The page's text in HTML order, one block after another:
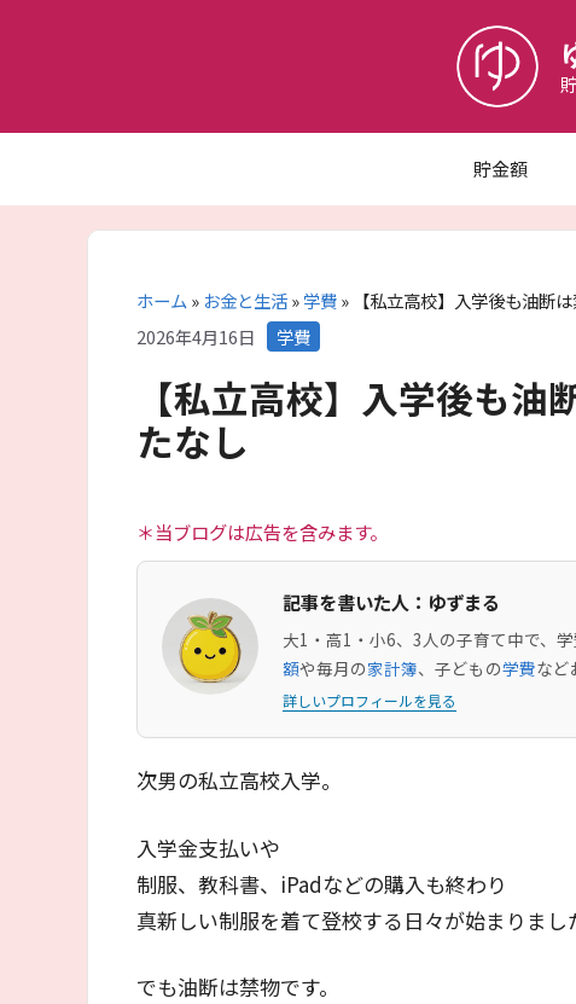
ツ
貯金額
ホーム» お金と生活»学費» 【私立高校】入学後も油断
2026年4月16日 カ
テ
ゴ
リ
学費
【私立高校】入学後も
たなし
＊当ブログは広告を含みます。
記事を書いた人：ゆずまる
大1・高1・小6、3人の子育て中で、
額や毎月の家計簿、子どもの学費など
詳しいプロフィールを見る
次男の私立高校入学。
入学金支払いや
制服、教科書、iPadなどの購入も終わり
真新しい制服を着て登校する日々が始まりまし
でも油断は禁物です。